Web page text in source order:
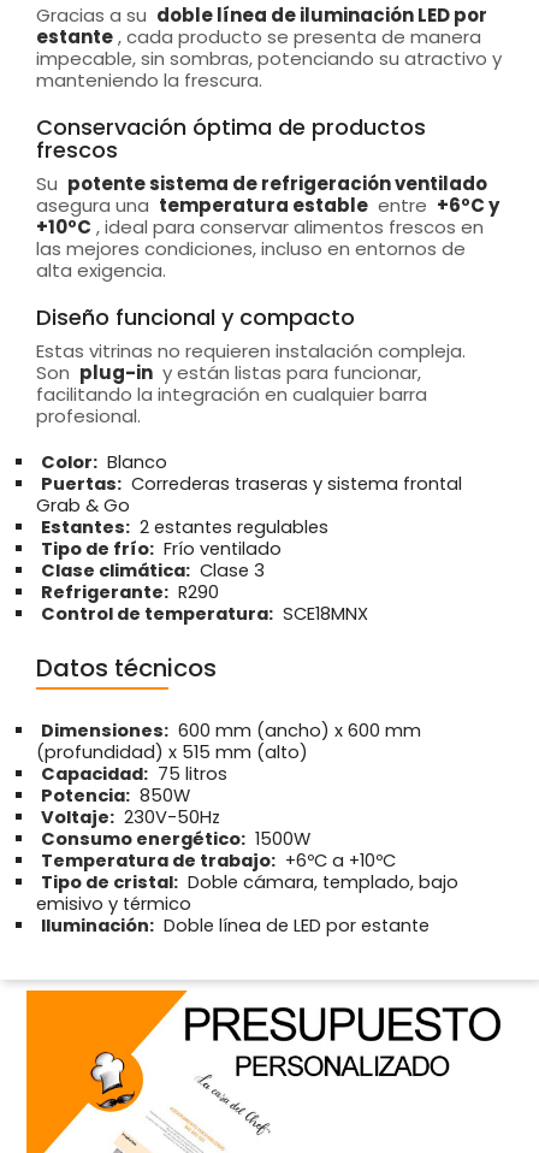
Gracias a su doble línea de iluminación LED por
estante, cada producto se presenta de manera
impecable, sin sombras, potenciando su atractivo y
manteniendo la frescura.
Conservación óptima de productos
frescos
Su potente sistema de refrigeración ventilado
asegura una temperatura estable entre +6ºC y
+10ºC , ideal para conservar alimentos frescos en
las mejores condiciones, incluso en entornos de
alta exigencia.
Diseño funcional y compacto
Estas vitrinas no requieren instalación compleja.
Son plug-in y están listas para funcionar,
facilitando la integración en cualquier barra
profesional.
Color: Blanco
Puertas: Correderas traseras y sistema frontal
Grab & Go
Estantes: 2 estantes regulables
Tipo de frío: Frío ventilado
Clase climática: Clase 3
Refrigerante: R290
Control de temperatura: SCE18MNX
Datos técnicos
Dimensiones: 600 mm (ancho) x 600 mm
(profundidad) x 515 mm (alto)
Capacidad: 75 litros
Potencia: 850W
Voltaje: 230V-50Hz
Consumo energético: 1500W
Temperatura de trabajo: +6ºC a +10ºC
Tipo de cristal: Doble cámara, templado, bajo
emisivo y térmico
Iluminación: Doble línea de LED por estante